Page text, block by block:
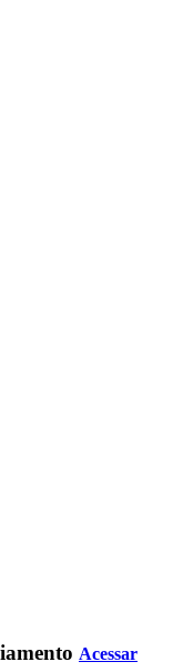
Acessar